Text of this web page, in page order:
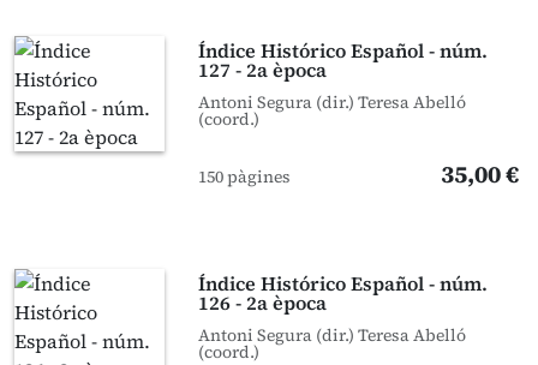
Índice Histórico Español - núm.
127 - 2a època
Antoni Segura (dir.) Teresa Abelló
(coord.)
150 pàgines 35,00 €
Índice Histórico Español - núm.
126 - 2a època
Antoni Segura (dir.) Teresa Abelló
(coord.)